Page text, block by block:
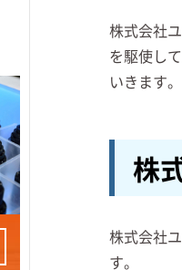
株式会社
を駆使し
いきます。
株
株式会社
す。